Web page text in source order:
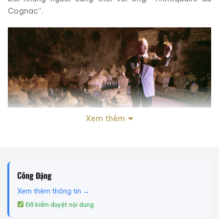
Cognac”.
AEDOR Paradis: Những vò rượu cổ nằm im lìm bụi phủ đầy
như thế này là tài sản vô giá của hãng
Xem thêm
Công Đặng
Xem thêm thông tin →
Đã kiểm duyệt nội dung